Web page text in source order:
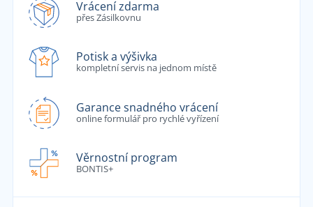
Vrácení zdarma
přes Zásilkovnu
Potisk a výšivka
kompletní servis na jednom místě
Garance snadného vrácení
online formulář pro rychlé vyřízení
Věrnostní program
BONTIS+